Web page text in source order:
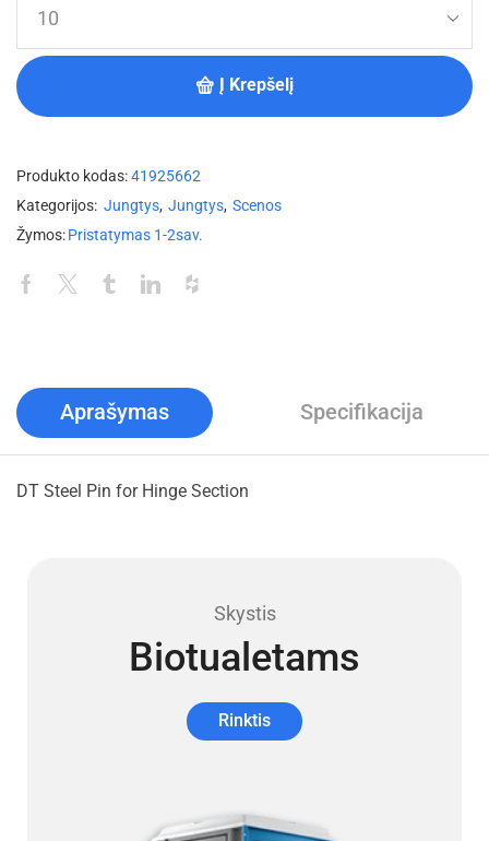
Į Krepšelį
Produkto kodas:41925662
Kategorijos: Jungtys, Jungtys, Scenos
Žymos:Pristatymas 1-2sav.
Aprašymas Specifikacija
DT Steel Pin for Hinge Section
Skystis
Biotualetams
Rinktis